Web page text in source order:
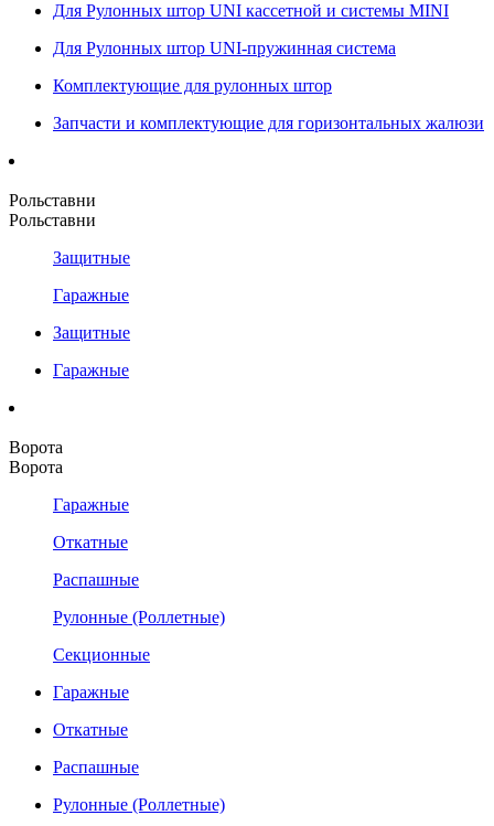
Для Рулонных штор UNI кассетной и системы MINI
Для Рулонных штор UNI-пружинная система
Комплектующие для рулонных штор
Запчасти и комплектующие для горизонтальных жалюзи
Рольставни
Рольставни
Защитные
Гаражные
Защитные
Гаражные
Ворота
Ворота
Гаражные
Откатные
Распашные
Рулонные (Роллетные)
Секционные
Гаражные
Откатные
Распашные
Рулонные (Роллетные)